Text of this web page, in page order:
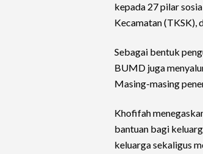
kepada 27 pilar
Kecamatan (TKSK),
Sebagai bentuk
BUMD juga
Masing-masing
Khofifah
bantuan bagi
keluarga sekaligus